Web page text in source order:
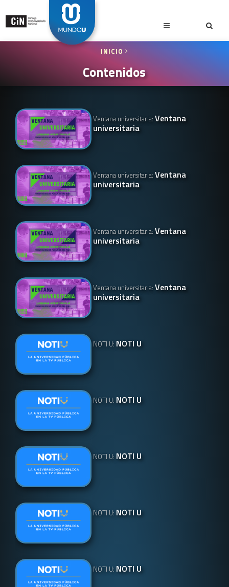
INICIO
Contenidos
Ventana universitaria:Ventana
universitaria
Ventana universitaria:Ventana
universitaria
Ventana universitaria:Ventana
universitaria
Ventana universitaria:Ventana
universitaria
NOTI U: NOTI U
NOTI U: NOTI U
NOTI U: NOTI U
NOTI U: NOTI U
NOTI U: NOTI U